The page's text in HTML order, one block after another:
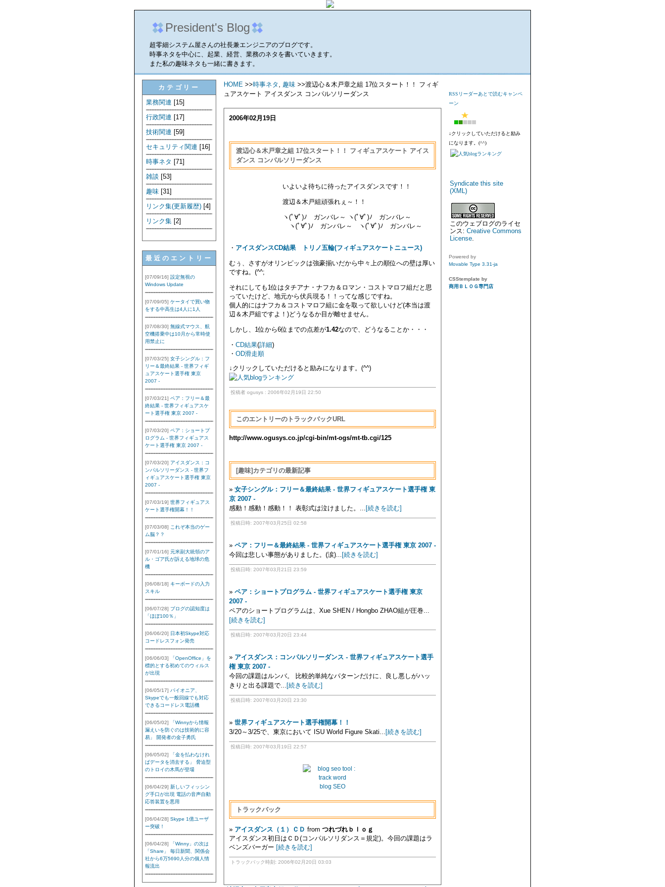
President's Blog
超零細システム屋さんの社長兼エンジニアのブログです。
時事ネタを中心に、起業、経営、業務のネタを書いていきます。
また私の趣味ネタも一緒に書きます。
カテゴリー
業務関連 [15]
行政関連 [17]
技術関連 [59]
セキュリティ関連 [16]
時事ネタ [71]
雑談 [53]
趣味 [31]
リンク集(更新履歴) [4]
リンク集 [2]
最近のエントリー
[07/09/16] 設定無視の
Windows Update
[07/09/05] ケータイで買い物
をする中高生は4人に1人
[07/08/30] 無線式マウス、航
空機搭乗中は10月から常時使
用禁止に
[07/03/25] 女子シングル：フ
リー＆最終結果 - 世界フィギ
ュアスケート選手権 東京
2007 -
[07/03/21] ペア：フリー＆最
終結果 - 世界フィギュアスケ
ート選手権 東京 2007 -
[07/03/20] ペア：ショートプ
ログラム - 世界フィギュアス
ケート選手権 東京 2007 -
[07/03/20] アイスダンス：コ
ンパルソリーダンス - 世界フ
ィギュアスケート選手権 東京
2007 -
[07/03/19] 世界フィギュアス
ケート選手権開幕！！
[07/03/08] これぞ本当のゲー
ム脳？？
[07/01/16] 元米副大統領のア
ル・ゴア氏が訴える地球の危
機
[06/08/18] キーボードの入力
スキル
[06/07/28] ブログの認知度は
「ほぼ100％」
[06/06/20] 日本初Skype対応
コードレスフォン発売
[06/06/03]
「OpenOffice」を
標的とする初めてのウィルス
が出現
[06/05/17] パイオニア、
Skypeでも一般回線でも対応
できるコードレス電話機
[06/05/02]
「Winnyから情報
漏えいを防ぐのは技術的に容
易」 開発者の金子勇氏
[06/05/02]
「金を払わなけれ
ばデータを消去する」 脅迫型
のトロイの木馬が登場
[06/04/29] 新しいフィッシン
グ手口が出現 電話の音声自動
応答装置を悪用
[06/04/28] Skype 1億ユーザ
ー突破！
[06/04/28]
「Winny」の次は
「Share」 毎日新聞、関係会
社から6万5690人分の個人情
報流出
HOME >>時事ネタ , 趣味 >>渡辺心＆木戸章之組 17位スタート！！ フィギ
ュアスケート アイスダンス コンパルソリーダンス
2006年02月19日
渡辺心＆木戸章之組 17位スタート！！ フィギュアスケート アイス
ダンス コンパルソリーダンス
いよいよ待ちに待ったアイスダンスです！！
渡辺＆木戸組頑張れぇ～！！
ヽ(ﾟ∀ﾟ)ﾉ ガンバレ～ ヽ(ﾟ∀ﾟ)ﾉ ガンバレ～
ヽ(ﾟ∀ﾟ)ﾉ ガンバレ～ ヽ(ﾟ∀ﾟ)ﾉ ガンバレ～
・ アイスダンスCD結果 トリノ五輪(フィギュアスケートニュース)
むぅ、さすがオリンピックは強豪揃いだから中々上の順位への壁は厚い
ですね。(^^;
それにしても1位はタチアナ・ナフカ＆ロマン・コストマロフ組だと思
っていたけど、地元から伏兵現る！！ってな感じですね。
個人的にはナフカ＆コストマロフ組に金を取って欲しいけど(本当は渡
辺＆木戸組ですよ！)どうなるか目が離せません。
しかし、1位から6位までの点差が1.42なので、どうなることか・・・
・ CD結果(詳細)
・ OD滑走順
↓クリックしていただけると励みになります。(^^)
投稿者 ogusys : 2006年02月19日 22:50
このエントリーのトラックバックURL
http://www.ogusys.co.jp/cgi-bin/mt-ogs/mt-tb.cgi/125
[趣味]カテゴリの最新記事
» 女子シングル：フリー＆最終結果 - 世界フィギュアスケート選手権 東
京 2007 -
感動！感動！感動！！ 表彰式は泣けました。... [続きを読む]
投稿日時: 2007年03月25日 02:58
» ペア：フリー＆最終結果 - 世界フィギュアスケート選手権 東京 2007 -
今回は悲しい事態がありました。(涙)... [続きを読む]
投稿日時: 2007年03月21日 23:59
» ペア：ショートプログラム - 世界フィギュアスケート選手権 東京
2007 -
ペアのショートプログラムは、Xue SHEN / Hongbo ZHAO組が圧巻...
[続きを読む]
投稿日時: 2007年03月20日 23:44
» アイスダンス：コンパルソリーダンス - 世界フィギュアスケート選手
権 東京 2007 -
今回の課題はルンバ。 比較的単純なパターンだけに、良し悪しがハッ
きりと出る課題で... [続きを読む]
投稿日時: 2007年03月20日 23:30
» 世界フィギュアスケート選手権開幕！！
3/20～3/25で、東京において ISU World Figure Skati... [続きを読む]
投稿日時: 2007年03月19日 22:57
blog SEO
トラックバック
» アイスダンス（１）ＣＤ from つれづれｂｌｏｇ
アイスダンス初日はＣＤ(コンパルソリダンス＝規定)。今回の課題はラ
ベンズバーガー [続きを読む]
トラックバック時刻: 2006年02月20日 03:03
RSSリーダーあとで読むキャンペ
ーン
↓クリックしていただけると励み
になります。(^^)
Syndicate this site
(XML)
このウェブログのライセ
ンス: Creative Commons
License.
Powered by
Movable Type 3.31-ja
CSStemplate by
商用ＢＬＯＧ専門店